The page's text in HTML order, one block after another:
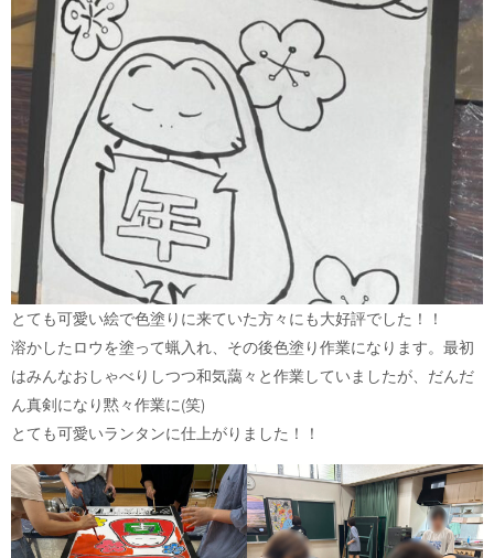
とても可愛い絵で色塗りに来ていた方々にも大好評でした！！
溶かしたロウを塗って蝋入れ、その後色塗り作業になります。最初
はみんなおしゃべりしつつ和気藹々と作業していましたが、だんだ
ん真剣になり黙々作業に(笑)
とても可愛いランタンに仕上がりました！！